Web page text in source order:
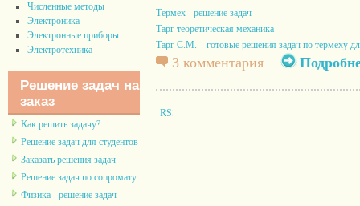
Численные методы
Электроника
Электронные приборы
Электротехника
Решение задач на
заказ
Как решить задачу?
Решение задач для студентов
Заказать решения задач
Решение задач по сопромату
Физика - решение задач
Термех - решение задач
Тарг теоретическая механика
Тарг С.М. – готовые решения задач по термеху
3 комментария